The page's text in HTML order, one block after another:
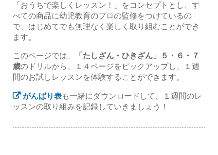
「おうちで楽しくレッスン！」をコンセプトとし、す
べての商品に幼児教育のプロの監修をつけているの
で、はじめてでも無理なく楽しく取り組むことができ
ます。
このページでは、
「たしざん・ひきざん」５・６・７
歳のドリルから、１４ページをピックアップし、１週
間のお試しレッスンを体験することができます。
がんばり表も一緒にダウンロードして、１週間のレ
ッスンの取り組みを記録していきましょう！